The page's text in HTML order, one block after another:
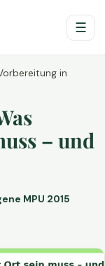
☰
in
– und
MPU 2015